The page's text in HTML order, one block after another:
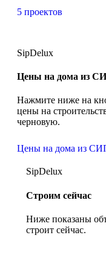
5 проектов
SipDelux
Цены на дома из
Нажмите ниже на
цены на
черновую.
Цены на дома из
SipDelux
Строим сейчас
Ниже показаны
строит сейчас.